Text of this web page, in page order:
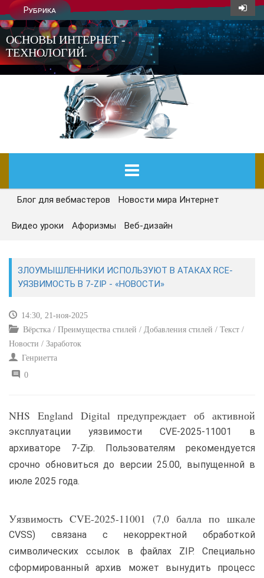
Рубрика
ОСНОВЫ ИНТЕРНЕТ -
ТЕХНОЛОГИЙ.
ГЛАВНАЯ
СЕГОДНЯ
РЕМОНТ И СОВЕТЫ
ИНТЕРНЕТ И СВЯЗЬ
УЧЕБНИК CSS
Блог для вебмастеров Новости мира Интернет
Видео уроки Афоризмы Веб-дизайн
ЗЛОУМЫШЛЕННИКИ ИСПОЛЬЗУЮТ В АТАКАХ RCE-
УЯЗВИМОСТЬ В 7-ZIP - «НОВОСТИ»
14:30, 21-ноя-2025
Вёрстка / Преимущества стилей / Добавления стилей / Текст /
Новости / Заработок
Генриетта
0
NHS England Digital предупреждает об активной
эксплуатации уязвимости CVE-2025-11001 в
архиваторе 7-Zip. Пользователям рекомендуется
срочно обновиться до версии 25.00, выпущенной в
июле 2025 года.
Уязвимость CVE-2025-11001 (7,0 балла по шкале
CVSS) связана с некорректной обработкой
символических ссылок в файлах ZIP. Специально
сформированный архив может вынудить процесс